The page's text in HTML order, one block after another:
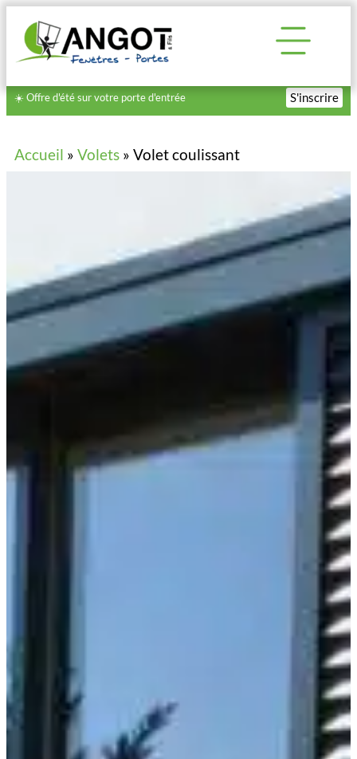
☀️ Offre d'été sur votre porte d'entrée S'inscrire
Accueil » Volets » Volet coulissant